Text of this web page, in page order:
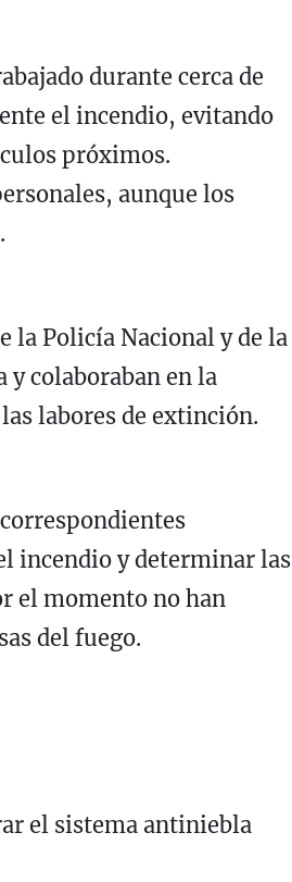
durante cerca de
el incendio, evitando
próximos.
aunque los
la Policía Nacional y de la
y colaboraban en la
labores de extinción.
incendio y determinar las
el momento no han
del fuego.
el sistema antiniebla